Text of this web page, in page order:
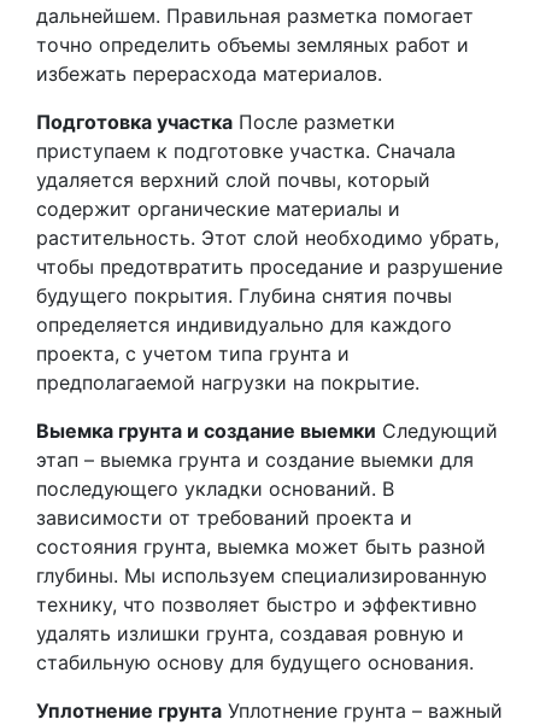
дальнейшем. Правильная разметка помогает
точно определить объемы земляных работ и
избежать перерасхода материалов.
Подготовка участка После разметки
приступаем к подготовке участка. Сначала
удаляется верхний слой почвы, который
содержит органические материалы и
растительность. Этот слой необходимо убрать,
чтобы предотвратить проседание и разрушение
будущего покрытия. Глубина снятия почвы
определяется индивидуально для каждого
проекта, с учетом типа грунта и
предполагаемой нагрузки на покрытие.
Выемка грунта и создание выемки Следующий
этап – выемка грунта и создание выемки для
последующего укладки оснований. В
зависимости от требований проекта и
состояния грунта, выемка может быть разной
глубины. Мы используем специализированную
технику, что позволяет быстро и эффективно
удалять излишки грунта, создавая ровную и
стабильную основу для будущего основания.
Уплотнение грунта Уплотнение грунта – важный